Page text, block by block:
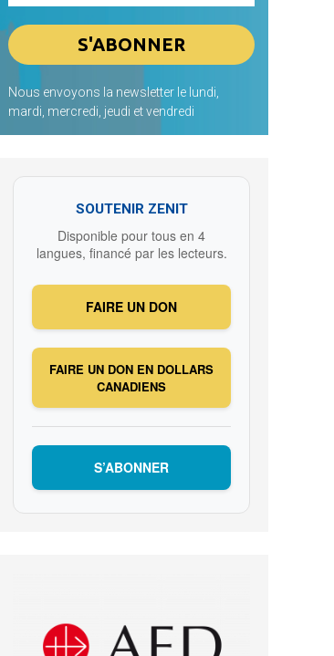
Nous envoyons la newsletter le lundi,
mardi, mercredi, jeudi et vendredi
SOUTENIR ZENIT
Disponible pour tous en 4
langues, financé par les lecteurs.
FAIRE UN DON
FAIRE UN DON EN DOLLARS
CANADIENS
S’ABONNER